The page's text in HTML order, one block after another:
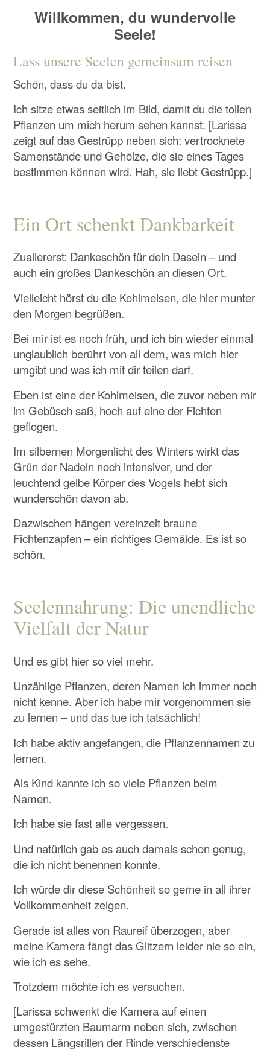
Willkommen, du wundervolle
Seele!
Lass unsere Seelen gemeinsam reisen
Schön, dass du da bist.
Ich sitze etwas seitlich im Bild, damit du die tollen
Pflanzen um mich herum sehen kannst. [Larissa
zeigt auf das Gestrüpp neben sich: vertrocknete
Samenstände und Gehölze, die sie eines Tages
bestimmen können wird. Hah, sie liebt Gestrüpp.]
Ein Ort schenkt Dankbarkeit
Zuallererst: Dankeschön für dein Dasein – und
auch ein großes Dankeschön an diesen Ort.
Vielleicht hörst du die Kohlmeisen, die hier munter
den Morgen begrüßen.
Bei mir ist es noch früh, und ich bin wieder einmal
unglaublich berührt von all dem, was mich hier
umgibt und was ich mit dir teilen darf.
Eben ist eine der Kohlmeisen, die zuvor neben mir
im Gebüsch saß, hoch auf eine der Fichten
geflogen.
Im silbernen Morgenlicht des Winters wirkt das
Grün der Nadeln noch intensiver, und der
leuchtend gelbe Körper des Vogels hebt sich
wunderschön davon ab.
Dazwischen hängen vereinzelt braune
Fichtenzapfen – ein richtiges Gemälde. Es ist so
schön.
Seelennahrung: Die unendliche
Vielfalt der Natur
Und es gibt hier so viel mehr.
Unzählige Pflanzen, deren Namen ich immer noch
nicht kenne. Aber ich habe mir vorgenommen sie
zu lernen – und das tue ich tatsächlich!
Ich habe aktiv angefangen, die Pflanzennamen zu
lernen.
Als Kind kannte ich so viele Pflanzen beim
Namen.
Ich habe sie fast alle vergessen.
Und natürlich gab es auch damals schon genug,
die ich nicht benennen konnte.
Ich würde dir diese Schönheit so gerne in all ihrer
Vollkommenheit zeigen.
Gerade ist alles von Raureif überzogen, aber
meine Kamera fängt das Glitzern leider nie so ein,
wie ich es sehe.
Trotzdem möchte ich es versuchen.
[Larissa schwenkt die Kamera auf einen
umgestürzten Baumarm neben sich, zwischen
dessen Längsrillen der Rinde verschiedenste